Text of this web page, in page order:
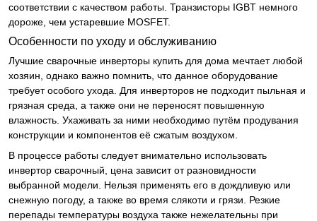
соответствии с качеством работы. Транзисторы IGBT немного
дороже, чем устаревшие MOSFET.
Особенности по уходу и обслуживанию
Лучшие сварочные инверторы купить для дома мечтает любой
хозяин, однако важно помнить, что данное оборудование
требует особого ухода. Для инверторов не подходит пыльная и
грязная среда, а также они не переносят повышенную
влажность. Ухаживать за ними необходимо путём продувания
конструкции и компонентов её сжатым воздухом.
В процессе работы следует внимательно использовать
инвертор сварочный, цена зависит от разновидности
выбранной модели. Нельзя применять его в дождливую или
снежную погоду, а также во время слякоти и грязи. Резкие
перепады температуры воздуха также нежелательны при